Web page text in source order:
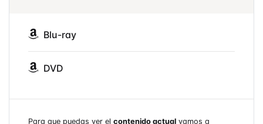
Blu-ray
DVD
Para que puedas ver el contenido actual vamos a